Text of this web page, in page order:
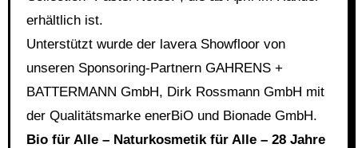
erhältlich ist.
Unterstützt wurde der lavera Showfloor von
unseren Sponsoring-Partnern GAHRENS +
BATTERMANN GmbH, Dirk Rossmann GmbH mit
der Qualitätsmarke enerBiO und Bionade GmbH.
Bio für Alle – Naturkosmetik für Alle – 28 Jahre